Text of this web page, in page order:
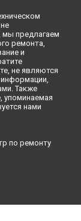
мы предлагаем
ремонта,
и
не являются
Также
упоминаемая
нами
по ремонту